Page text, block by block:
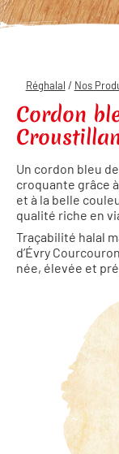
Réghalal / Nos
Cordon
Un cordon bleu
croquante grâce
et à la belle
qualité riche en
Traçabilité halal
d’Évry
née, élevée et